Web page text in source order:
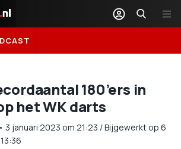
180’ers in
het WK darts
• 3 januari 2023 om 21:23 /Bijgewerkt op 6